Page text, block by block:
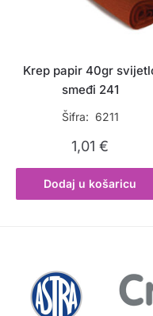
Krep papir 40gr
smeđi 241
Šifra: 6211
1,01€
Dodaj u košaricu